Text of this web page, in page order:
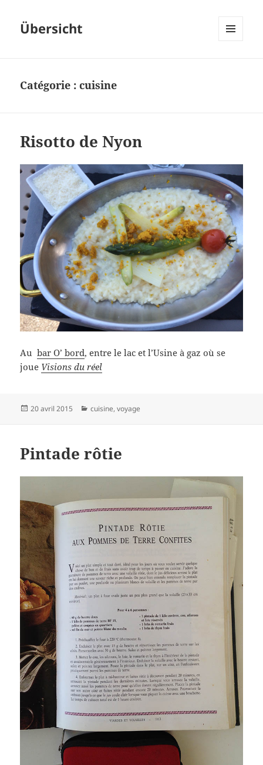
Übersicht
Catégorie :cuisine
Risotto de Nyon
AubarO’ bord, entre le lac et l’Usine à gaz où se
joue Visions du réel
Publié
20 avril 2015 Catégories
cuisine,voyage
Pintade rôtie